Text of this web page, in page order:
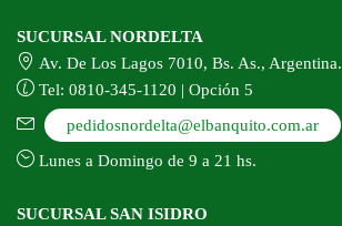
SUCURSAL NORDELTA
Av. De Los Lagos 7010, Bs. As., Argentina.
Tel: 0810-345-1120 | Opción 5
pedidosnordelta@elbanquito.com.ar
Lunes a Domingo de 9 a 21 hs.
SUCURSAL SAN ISIDRO